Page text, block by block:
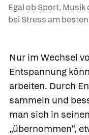
Egal ob Sport, Musik
bei Stress am
Nur im Wechsel
Entspannung
arbeiten. Durch
sammeln und
man sich in
„übernommen“,